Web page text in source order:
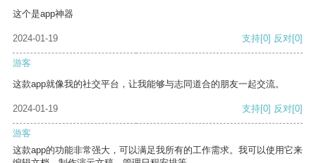
这个是app神器
2024-01-19 支持[0] 反对[0]
游客
这款app就像我的社交平台，让我能够与志同道合的朋友一起交流。
2024-01-19 支持[0] 反对[0]
游客
这款app的功能非常强大，可以满足我所有的工作需求。我可以使用它来